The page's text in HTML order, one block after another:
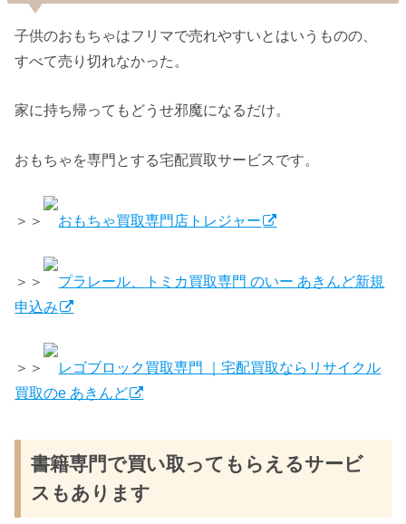
子供のおもちゃはフリマで売れやすいとはいうものの、
すべて売り切れなかった。
家に持ち帰ってもどうせ邪魔になるだけ。
おもちゃを専門とする宅配買取サービスです。
＞＞ おもちゃ買取専門店トレジャー
＞＞
プラレール、トミカ買取専門 のいー あきんど新規
申込み
＞＞
レゴブロック買取専門 ｜宅配買取ならリサイクル
買取のe あきんど
書籍専門で買い取ってもらえるサービ
スもあります